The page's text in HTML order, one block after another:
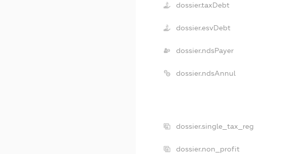
dossier.taxDebt
dossier.esvDebt
dossier.ndsPayer
dossier.ndsAnnul
dossier.single_tax_reg
dossier.non_profit